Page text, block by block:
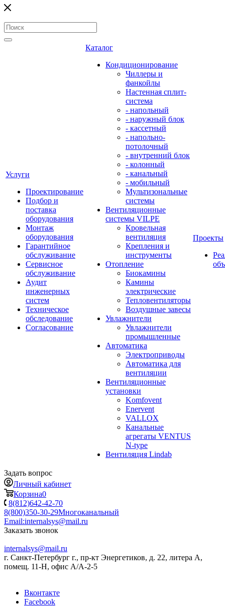
Услуги
Проектирование
Подбор и
поставка
оборудования
Монтаж
оборудования
Гарантийное
обслуживание
Сервисное
обслуживание
Аудит
инженерных
систем
Техническое
обследование
Согласование
Каталог
Кондиционирование
Чиллеры и
фанкойлы
Настенная сплит-
система
- напольный
- наружный блок
- кассетный
- напольно-
потолочный
- внутренний блок
- колонный
- канальный
- мобильный
Мультизональные
системы
Вентиляционные
системы VILPE
Кровельная
вентиляция
Крепления и
инструменты
Отопление
Биокамины
Камины
электрические
Тепловентиляторы
Воздушные завесы
Увлажнители
Увлажнители
промышленные
Автоматика
Электроприводы
Автоматика для
вентиляции
Вентиляционные
установки
Komfovent
Enervent
VALLOX
Канальные
агрегаты VENTUS
N-type
Вентиляция Lindab
Проекты
Задать вопрос
Личный кабинет
Корзина0
8(812)642-42-70
8(800)350-30-29Многоканальный
Email:internalsys@mail.ru
Заказать звонок
internalsys@mail.ru
г. Санкт-Петербург г., пр-кт Энергетиков, д. 22, литера А,
помещ. 11-Н, офис А/А-2-5
Вконтакте
Facebook